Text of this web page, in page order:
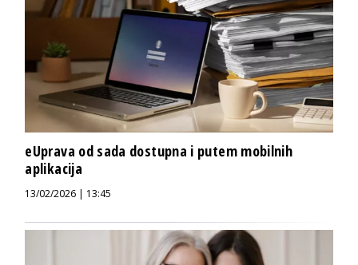
eUprava od sada dostupna i putem mobilnih
aplikacija
13/02/2026 | 13:45